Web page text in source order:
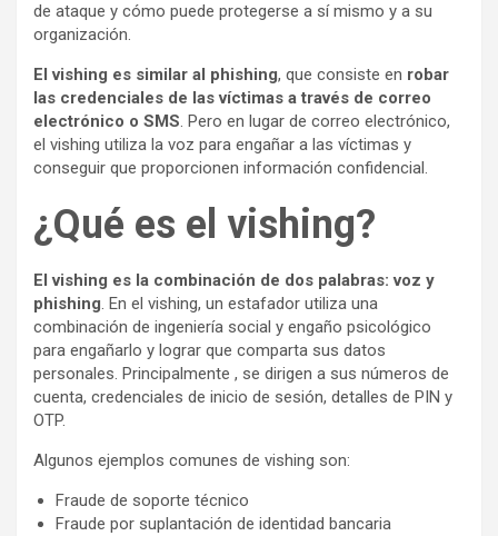
de ataque y cómo puede protegerse a sí mismo y a su
organización.
El vishing es similar al phishing, que consiste en robar
las credenciales de las víctimas a través de correo
electrónico o SMS. Pero en lugar de correo electrónico,
el vishing utiliza la voz para engañar a las víctimas y
conseguir que proporcionen información confidencial.
¿Qué es el vishing?
El vishing es la combinación de dos palabras: voz y
phishing. En el vishing, un estafador utiliza una
combinación de ingeniería social y engaño psicológico
para engañarlo y lograr que comparta sus datos
personales. Principalmente , se dirigen a sus números de
cuenta, credenciales de inicio de sesión, detalles de PIN y
OTP.
Algunos ejemplos comunes de vishing son:
Fraude de soporte técnico
Fraude por suplantación de identidad bancaria